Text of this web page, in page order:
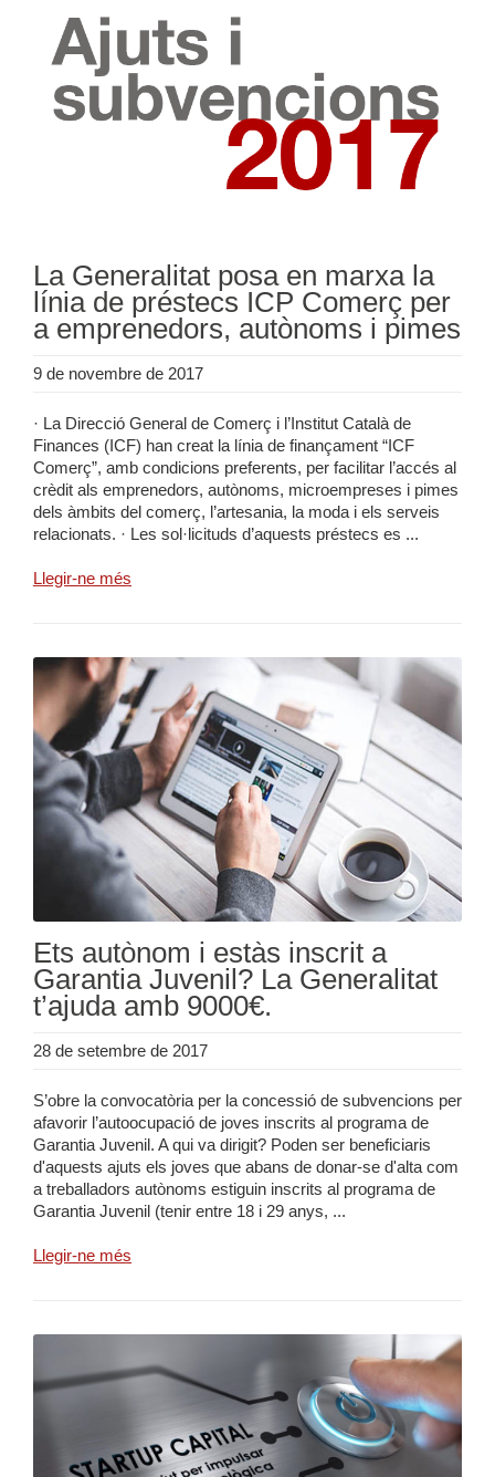
La Generalitat posa en marxa la
línia de préstecs ICP Comerç per
a emprenedors, autònoms i pimes
9 de novembre de 2017
· La Direcció General de Comerç i l’Institut Català de
Finances (ICF) han creat la línia de finançament “ICF
Comerç”, amb condicions preferents, per facilitar l’accés al
crèdit als emprenedors, autònoms, microempreses i pimes
dels àmbits del comerç, l’artesania, la moda i els serveis
relacionats. · Les sol·licituds d’aquests préstecs es ...
Llegir-ne més
Ets autònom i estàs inscrit a
Garantia Juvenil? La Generalitat
t’ajuda amb 9000€.
28 de setembre de 2017
S’obre la convocatòria per la concessió de subvencions per
afavorir l’autoocupació de joves inscrits al programa de
Garantia Juvenil. A qui va dirigit? Poden ser beneficiaris
d'aquests ajuts els joves que abans de donar-se d'alta com
a treballadors autònoms estiguin inscrits al programa de
Garantia Juvenil (tenir entre 18 i 29 anys, ...
Llegir-ne més